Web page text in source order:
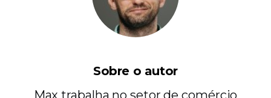
Sobre o autor
Max trabalha no setor de comércio